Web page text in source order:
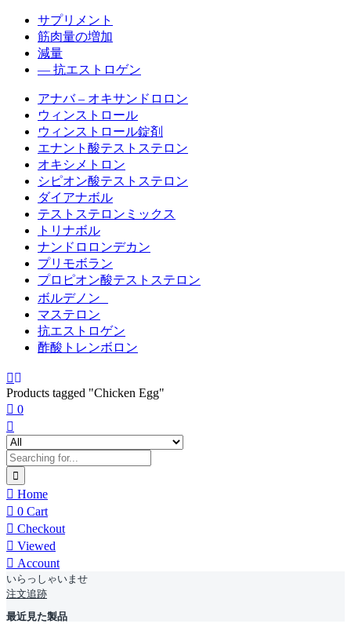
サプリメント
筋肉量の増加
減量
— 抗エストロゲン
アナバ – オキサンドロロン
ウィンストロール
ウィンストロール錠剤
エナント酸テストステロン
オキシメトロン
シピオン酸テストステロン
ダイアナボル
テストステロンミックス
トリナボル
ナンドロロンデカン
プリモボラン
プロピオン酸テストステロン
ボルデノン
マステロン
抗エストロゲン
酢酸トレンボロン
Products tagged "Chicken Egg"
0
Home
0 Cart
Checkout
Viewed
Account
いらっしゃいませ
注文追跡
最近見た製品